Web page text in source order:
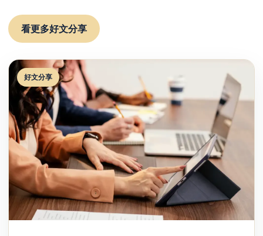
看更多好文分享
好文分享